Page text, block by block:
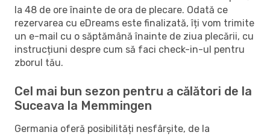
la 48 de ore înainte de ora de plecare. Odată ce
rezervarea cu eDreams este finalizată, îți vom trimite
un e-mail cu o săptămână înainte de ziua plecării, cu
instrucțiuni despre cum să faci check-in-ul pentru
zborul tău.
Cel mai bun sezon pentru a călători de la
Suceava la Memmingen
Germania oferă posibilități nesfârșite, de la